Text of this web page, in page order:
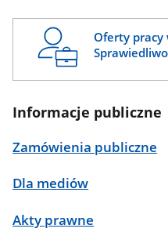
Oferty pracy
Informacje publiczne
Zamówienia publiczne
Dla mediów
Akty prawne